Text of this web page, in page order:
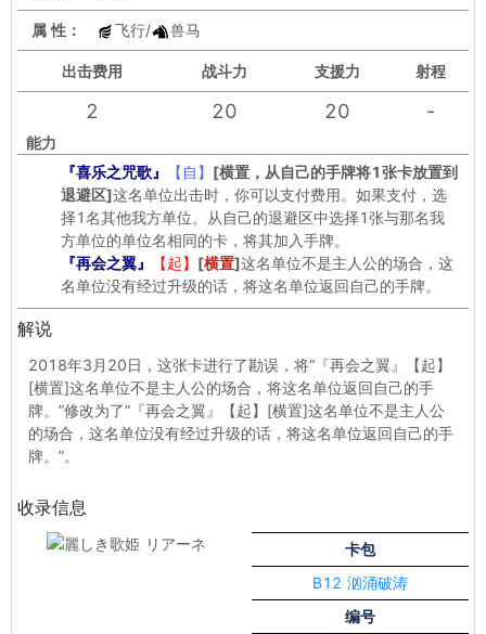
属 性： 飞行/ 兽马
出击费用 战斗力 支援力 射程
2 20 20 -
能力
『喜乐之咒歌』
【自】 [横置，从自己的手牌将1张卡放置到
退避区]这名单位出击时，你可以支付费用。如果支付，选
择1名其他我方单位。从自己的退避区中选择1张与那名我
方单位的单位名相同的卡，将其加入手牌。
『再会之翼』
【起】 [横置]这名单位不是主人公的场合，这
名单位没有经过升级的话，将这名单位返回自己的手牌。
解说
2018年3月20日，这张卡进行了勘误，将“『再会之翼』【起】
[横置]这名单位不是主人公的场合，将这名单位返回自己的手
牌。”修改为了“『再会之翼』【起】[横置]这名单位不是主人公
的场合，这名单位没有经过升级的话，将这名单位返回自己的手
牌。”。
收录信息
卡包
B12 汹涌破涛
编号